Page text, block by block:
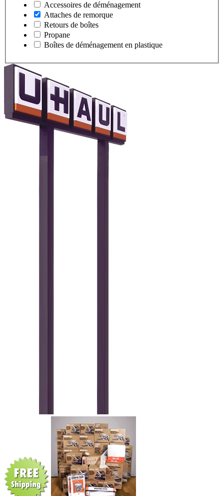
Accessoires de déménagement
Attaches de remorque
Retours de boîtes
Propane
Boîtes de déménagement en plastique